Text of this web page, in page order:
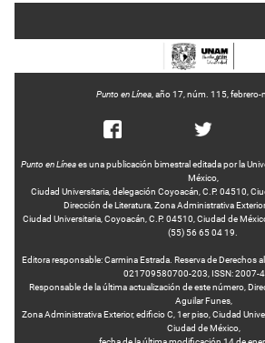
Punto en Línea , año 17, núm. 115,
Punto en Líneaes una publicación bimestral editada por la
México,
Ciudad Universitaria, delegación Coyoacán, C.P. 04510,
Dirección de Literatura, Zona Administrativa
Ciudad Universitaria, Coyoacán, C.P. 04510, Ciudad de
(55) 56 65 04 19.
Editora responsable: Carmina Estrada. Reserva de Derechos
021709580700-203, ISSN: 2007-
Responsable de la última actualización de este número,
Aguilar Funes,
Zona Administrativa Exterior, edificio C, 1er piso, Ciudad
Ciudad de México,